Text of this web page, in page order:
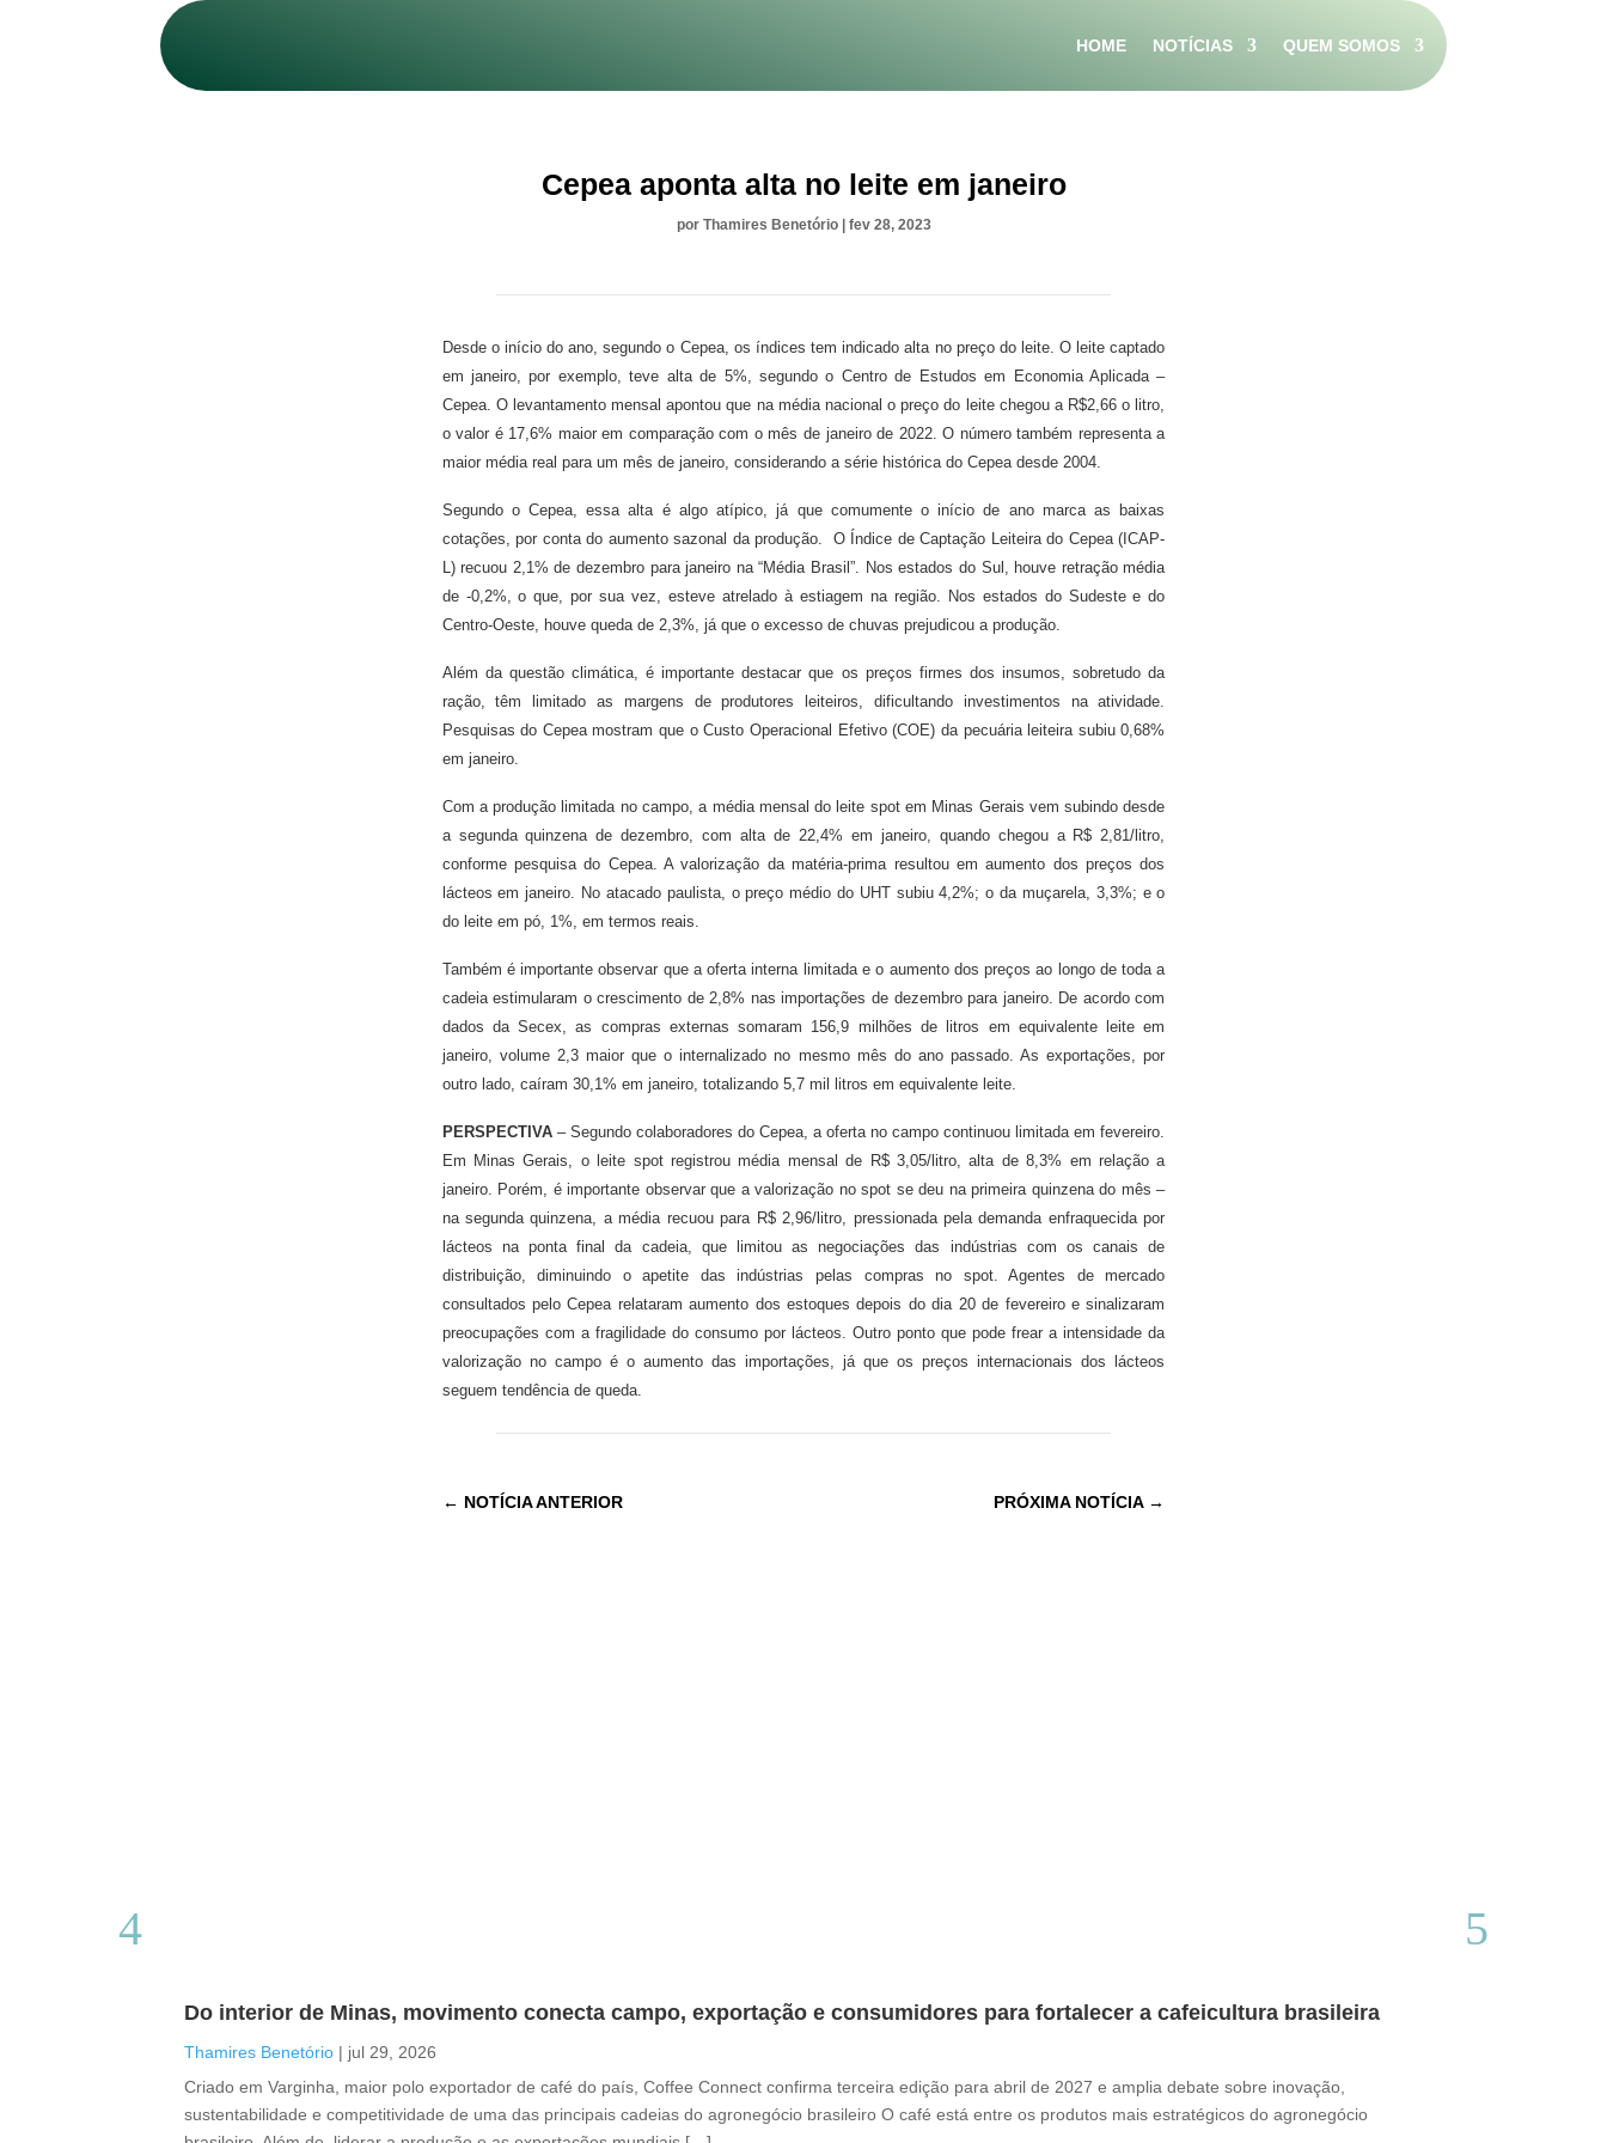
HOME NOTÍCIAS QUEM SOMOS
Cepea aponta alta no leite em janeiro
por Thamires Benetório| fev 28, 2023
Desde o início do ano, segundo o Cepea, os índices tem indicado alta no preço do leite. O leite captado
em janeiro, por exemplo, teve alta de 5%, segundo o Centro de Estudos em Economia Aplicada –
Cepea. O levantamento mensal apontou que na média nacional o preço do leite chegou a R$2,66 o litro,
o valor é 17,6% maior em comparação com o mês de janeiro de 2022. O número também representa a
maior média real para um mês de janeiro, considerando a série histórica do Cepea desde 2004.
Segundo o Cepea, essa alta é algo atípico, já que comumente o início de ano marca as baixas
cotações, por conta do aumento sazonal da produção. O Índice de Captação Leiteira do Cepea (ICAP-
L) recuou 2,1% de dezembro para janeiro na “Média Brasil”. Nos estados do Sul, houve retração média
de -0,2%, o que, por sua vez, esteve atrelado à estiagem na região. Nos estados do Sudeste e do
Centro-Oeste, houve queda de 2,3%, já que o excesso de chuvas prejudicou a produção.
Além da questão climática, é importante destacar que os preços firmes dos insumos, sobretudo da
ração, têm limitado as margens de produtores leiteiros, dificultando investimentos na atividade.
Pesquisas do Cepea mostram que o Custo Operacional Efetivo (COE) da pecuária leiteira subiu 0,68%
em janeiro.
Com a produção limitada no campo, a média mensal do leite spot em Minas Gerais vem subindo desde
a segunda quinzena de dezembro, com alta de 22,4% em janeiro, quando chegou a R$ 2,81/litro,
conforme pesquisa do Cepea. A valorização da matéria-prima resultou em aumento dos preços dos
lácteos em janeiro. No atacado paulista, o preço médio do UHT subiu 4,2%; o da muçarela, 3,3%; e o
do leite em pó, 1%, em termos reais.
Também é importante observar que a oferta interna limitada e o aumento dos preços ao longo de toda a
cadeia estimularam o crescimento de 2,8% nas importações de dezembro para janeiro. De acordo com
dados da Secex, as compras externas somaram 156,9 milhões de litros em equivalente leite em
janeiro, volume 2,3 maior que o internalizado no mesmo mês do ano passado. As exportações, por
outro lado, caíram 30,1% em janeiro, totalizando 5,7 mil litros em equivalente leite.
PERSPECTIVA– Segundo colaboradores do Cepea, a oferta no campo continuou limitada em fevereiro.
Em Minas Gerais, o leite spot registrou média mensal de R$ 3,05/litro, alta de 8,3% em relação a
janeiro. Porém, é importante observar que a valorização no spot se deu na primeira quinzena do mês –
na segunda quinzena, a média recuou para R$ 2,96/litro, pressionada pela demanda enfraquecida por
lácteos na ponta final da cadeia, que limitou as negociações das indústrias com os canais de
distribuição, diminuindo o apetite das indústrias pelas compras no spot. Agentes de mercado
consultados pelo Cepea relataram aumento dos estoques depois do dia 20 de fevereiro e sinalizaram
preocupações com a fragilidade do consumo por lácteos. Outro ponto que pode frear a intensidade da
valorização no campo é o aumento das importações, já que os preços internacionais dos lácteos
seguem tendência de queda.
← NOTÍCIA ANTERIOR PRÓXIMA NOTÍCIA→
Do interior de Minas, movimento conecta campo, exportação e consumidores para fortalecer a cafeicultura brasileira
Thamires Benetório | jul 29, 2026
Criado em Varginha, maior polo exportador de café do país, Coffee Connect confirma terceira edição para abril de 2027 e amplia debate sobre inovação,
sustentabilidade e competitividade de uma das principais cadeias do agronegócio brasileiro O café está entre os produtos mais estratégicos do agronegócio